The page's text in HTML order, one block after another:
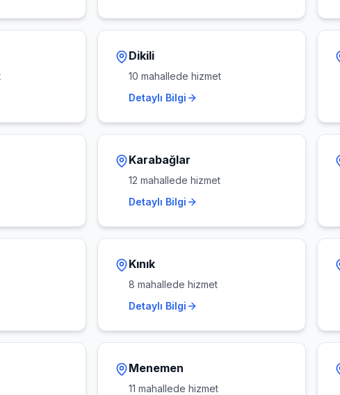
Dikili
10 mahallede hizmet
Detaylı Bilgi
Karabağlar
12 mahallede hizmet
Detaylı Bilgi
Kınık
8 mahallede hizmet
Detaylı Bilgi
Menemen
11 mahallede hizmet